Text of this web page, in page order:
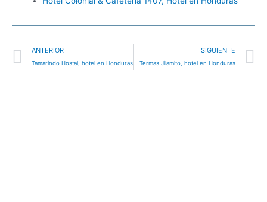
Ant
ANTERIOR
Tamarindo Hostal, hotel en Honduras
SIGUIENTE
Termas Jilamito, hotel en Honduras